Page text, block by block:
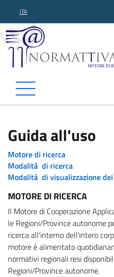
ITA
Normattiva
Guida all'uso
Motore di ricerca
Modalità di ricerca
Modalità di visualizzazione
MOTORE DI RICERCA
Il Motore di Cooperazione
le Regioni/Province autonome
ricerca all'interno dell'intero
motore è alimentato
normativi regionali resi
Regioni/Province autonome.